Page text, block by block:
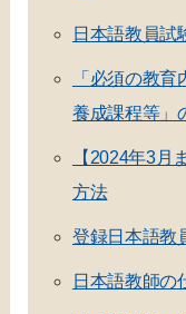
日本語教員試
「必須の教
養成課程等」
【2024年3月
方法
登録日本語教
日本語教師の